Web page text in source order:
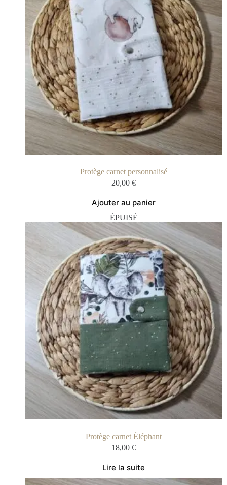
Protège carnet personnalisé
20,00 €
Ajouter au panier
ÉPUISÉ
Protège carnet Éléphant
18,00 €
Lire la suite